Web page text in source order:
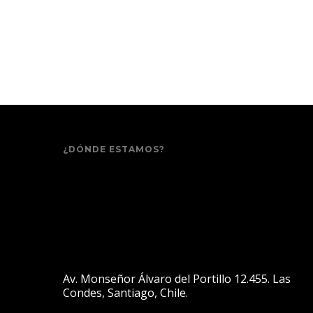
¿DÓNDE ESTAMOS?
Av. Monseñor Álvaro del Portillo 12.455. Las
Condes, Santiago, Chile.